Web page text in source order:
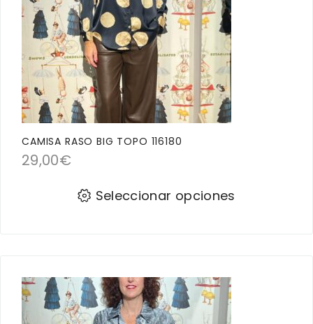
CAMISA RASO BIG TOPO 116180
29,00€
Seleccionar opciones